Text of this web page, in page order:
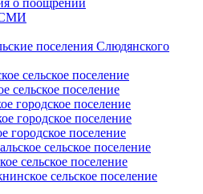
о поощрении
СМИ
поселения Слюдянского
сельское поселение
сельское поселение
городское поселение
городское поселение
городское поселение
сельское поселение
сельское поселение
сельское поселение